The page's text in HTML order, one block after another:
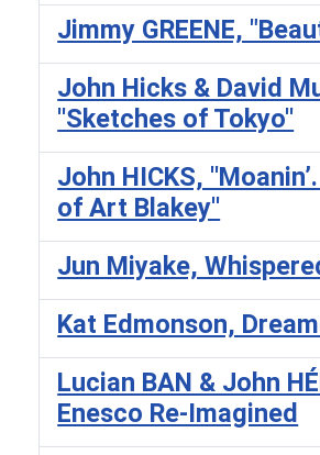
Jimmy GREENE,
John Hicks & David
''Sketches of Tokyo''
John HICKS,
of Art Blakey''
Jun Miyake,
Kat Edmonson,
Lucian BAN & John
Enesco Re-Imagined